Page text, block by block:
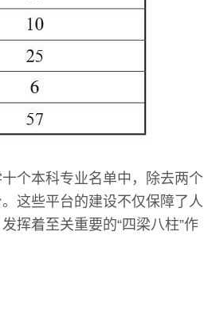
个本科专业名单中，除去两个
这些平台的建设不仅保障了人
挥着至关重要的“四梁八柱”作